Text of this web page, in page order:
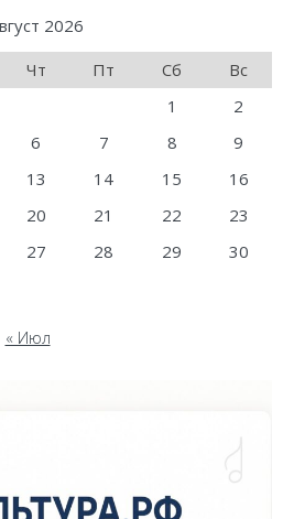
2026
Чт Пт Сб
Вс
1
2
6 7 8
9
13 14 15
16
20 21 22
23
27 28 29
30
« Июл